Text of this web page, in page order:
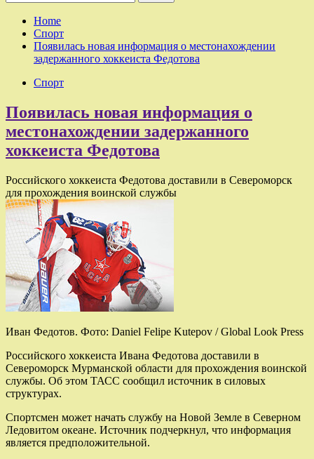
Home
Спорт
Появилась новая информация о местонахождении
задержанного хоккеиста Федотова
Спорт
Появилась новая информация о
местонахождении задержанного
хоккеиста Федотова
Российского хоккеиста Федотова доставили в Североморск
для прохождения воинской службы
Иван Федотов. Фото: Daniel Felipe Kutepov / Global Look Press
Российского хоккеиста Ивана Федотова доставили в
Североморск Мурманской области для прохождения воинской
службы. Об этом ТАСС сообщил источник в силовых
структурах.
Спортсмен может начать службу на Новой Земле в Северном
Ледовитом океане. Источник подчеркнул, что информация
является предположительной.